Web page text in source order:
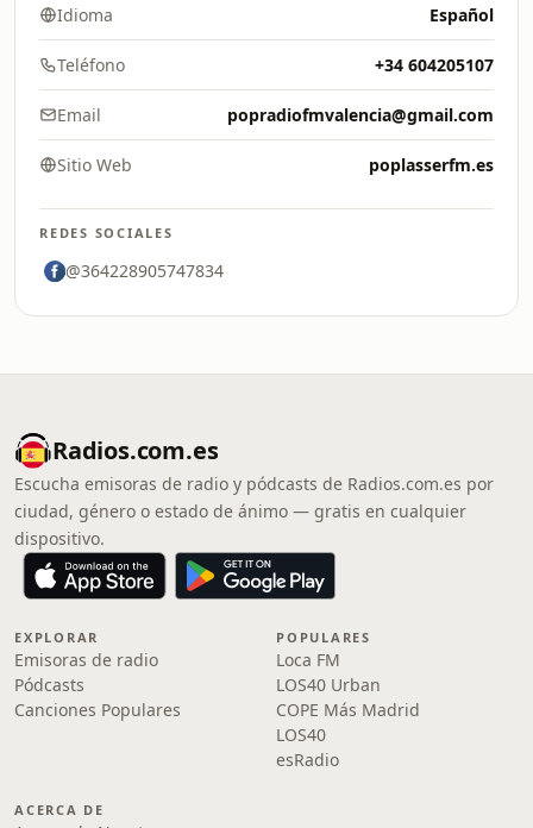
Idioma Español
Teléfono +34 604205107
Email popradiofmvalencia@gmail.com
Sitio Web poplasserfm.es
REDES SOCIALES
@364228905747834
Radios.com.es
Escucha emisoras de radio y pódcasts de Radios.com.es por
ciudad, género o estado de ánimo — gratis en cualquier
dispositivo.
EXPLORAR
Emisoras de radio
Pódcasts
Canciones Populares
POPULARES
Loca FM
LOS40 Urban
COPE Más Madrid
LOS40
esRadio
ACERCA DE